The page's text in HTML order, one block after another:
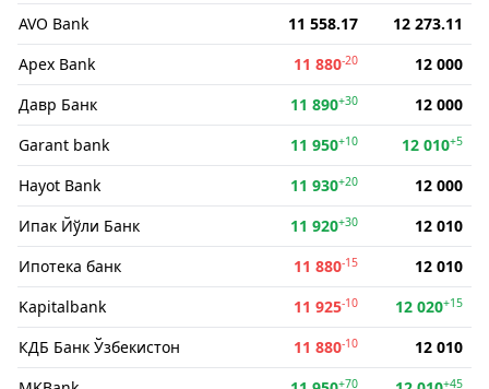
AVO Bank 11 558.17
12 273.11
Apex Bank
11 880-20
12 000
Давр Банк
11 890+30
12 000
Garant bank
11 950+10 12 010+5
Hayot Bank 11 930+20
12 000
Ипак Йўли Банк
11 920+30
12 010
Ипотека банк
11 880-15
12 010
Kapitalbank
11 925-10 12 020+15
КДБ Банк Ўзбекистон 11 880-10
12 010
+70 +45